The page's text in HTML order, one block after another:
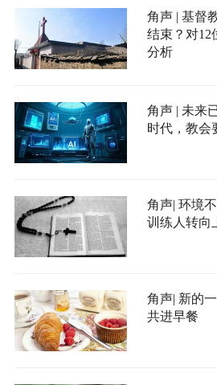
角声 | 基督
结束？对12
分析
角声 | 未来
时代，教会
角声| 环境
训练人转向
角声| 新的
共进早餐